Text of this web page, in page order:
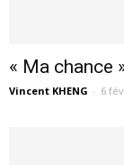
« Ma chance
Vincent KHENG - 6